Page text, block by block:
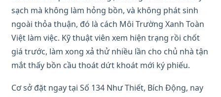
sạch mà không làm hỏng bồn, và không phát sinh
ngoài thỏa thuận, đó là cách Môi Trường Xanh Toàn
Việt làm việc. Kỹ thuật viên xem hiện trạng rồi chốt
giá trước, làm xong xả thử nhiều lần cho chủ nhà tận
mắt thấy bồn cầu thoát dứt khoát mới ký phiếu.
Cơ sở đặt ngay tại Số 134 Như Thiết, Bích Động, nay